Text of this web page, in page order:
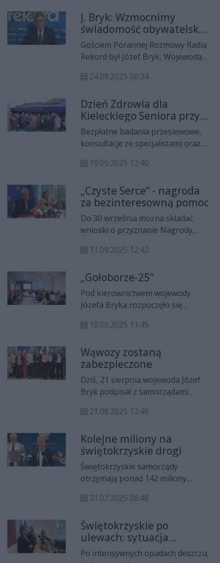
przeznaczone przede wszystkim dla
samorządów, ale także dla szpitali
oraz organizacji pozarządowych. O
realizowanych i planowanych
inwestycjach służących poprawie
bezpieczeństwa mieszkańców
Józef Bryk podczas specjalnie
zwołanej konferencji prasowej w
Ostrowcu Świętokrzyskim.
J. Bryk: Wzmocnimy
świadomość obywatelską
w kwestii bezpieczeństwa
Gościem Porannej Rozmowy Radia
Rekord był Józef Bryk, Wojewoda
24.09.2025 08:34
Dzień Zdrowia dla
Kieleckiego Seniora przy
szpitalu MSWiA w Kielcach
[GALERIA]
Bezpłatne badania przesiewowe,
konsultacje ze specjalistami oraz
MSWiA odbył się Dzień Zdrowia dla
19.09.2025 12:40
„Czyste Serce” - nagroda
za bezinteresowną pomoc
Do 30 września można składać
wnioski o przyznanie Nagrody
„Czyste Serce”. To honorowe
bezinteresowną działalność na
rzecz mieszkańców naszego
regionu.
11.09.2025 12:42
„Gołoborze-25”
Pod kierownictwem wojewody
Józefa Bryka rozpoczęło się
obronne z elementami zarządzania
„Gołoborze-25”.
10.09.2025 11:45
Wąwozy zostaną
zabezpieczone
Dziś, 21 sierpnia wojewoda Józef
Bryk podpisał z samorządami
usuwania skutków klęsk
wsparcia z Ministerstwa Spraw
Wewnętrznych i Administracji
wynosi ponad 3,4 mln zł.
21.08.2025 12:46
Kolejne miliony na
świętokrzyskie drogi
Świętokrzyskie samorządy
otrzymają ponad 142 miliony
ramach Rządowego Funduszu
wniosków ogłosił wojewoda Józef
Bryk. Termin składania
dokumentów mija 28 sierpnia.
31.07.2025 08:48
Świętokrzyskie po
ulewach: sytuacja
opanowana, ale wsparcie
Po intensywnych opadach deszczu,